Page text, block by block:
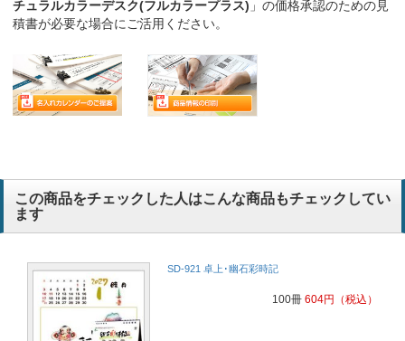
チュラルカラーデスク(フルカラープラス) 」の価格承認のための見
積書が必要な場合にご活用ください。
この商品をチェックした人はこんな商品もチェックしてい
ます
SD-921 卓上･幽石彩時記
100冊 604円 （税込）